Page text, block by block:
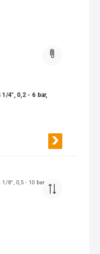
4", 0,2 - 6 bar,